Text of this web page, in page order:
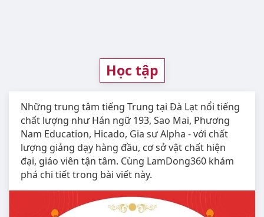
Học tập
Những trung tâm tiếng Trung tại Đà Lạt nổi tiếng
chất lượng như Hán ngữ 193, Sao Mai, Phương
Nam Education, Hicado, Gia sư Alpha - với chất
lượng giảng dạy hàng đầu, cơ sở vật chất hiện
đại, giáo viên tận tâm. Cùng LamDong360 khám
phá chi tiết trong bài viết này.